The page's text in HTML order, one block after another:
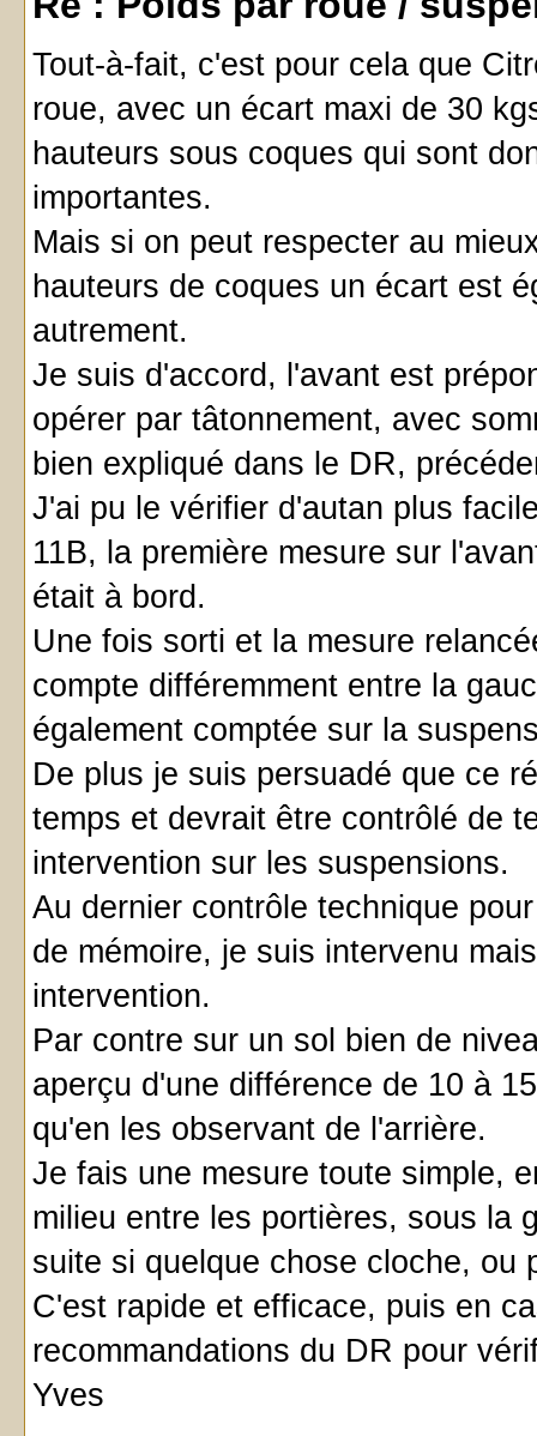
Tout-à-fait, c'est pour cela que
roue, avec un écart maxi de 30
hauteurs sous coques qui sont
importantes.
Mais si on peut respecter au
hauteurs de coques un écart est
autrement.
Je suis d'accord, l'avant est
opérer par tâtonnement, avec
bien expliqué dans le DR,
J'ai pu le vérifier d'autan plus
11B, la première mesure sur
était à bord.
Une fois sorti et la mesure
compte différemment entre la
également comptée sur la
De plus je suis persuadé que ce
temps et devrait être contrôlé de
intervention sur les suspensions.
Au dernier contrôle technique
de mémoire, je suis intervenu
intervention.
Par contre sur un sol bien de
aperçu d'une différence de 10 à
qu'en les observant de l'arrière.
Je fais une mesure toute simple,
milieu entre les portières, sous la
suite si quelque chose cloche, ou
C'est rapide et efficace, puis en
recommandations du DR pour
Yves